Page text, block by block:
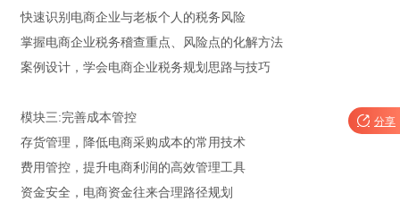
快速识别电商企业与老板个人的税务风险
掌握电商企业税务稽查重点、风险点的化解方法
案例设计，学会电商企业税务规划思路与技巧
模块三:完善成本管控
存货管理，降低电商采购成本的常用技术
费用管控，提升电商利润的高效管理工具
资金安全，电商资金往来合理路径规划
 分享